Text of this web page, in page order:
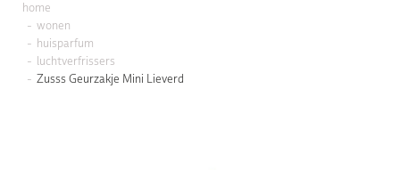
home
wonen
huisparfum
luchtverfrissers
Zusss Geurzakje Mini Lieverd